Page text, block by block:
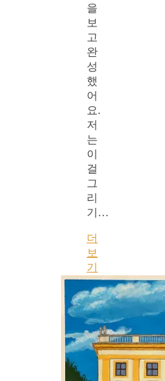
을
보
고
완
성
했
어
요.
저
는
이
걸
그
리
기…
더
보
기